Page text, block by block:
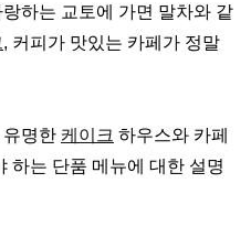
하는 교토에 가면 말차와 같
, 커피가 맛있는 카페가 정말
유명한 케이크 하우스와 카페
하는 단품 메뉴에 대한 설명